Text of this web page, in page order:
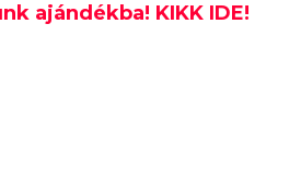
ajándékba! KIKK IDE!